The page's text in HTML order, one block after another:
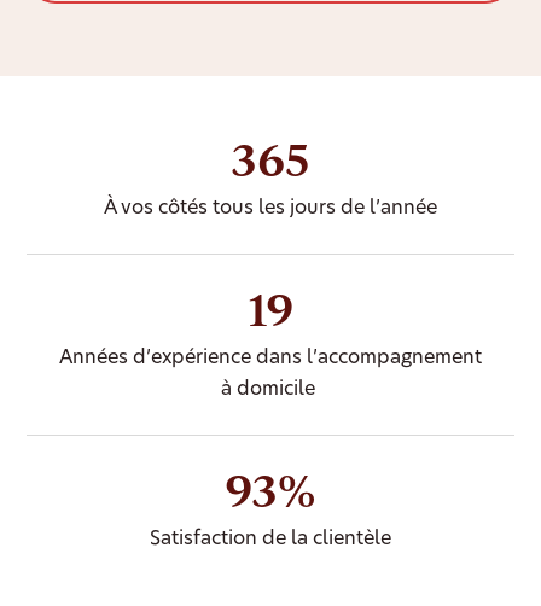
365
À vos côtés tous les jours de l’année
19
Années d’expérience dans l’accompagnement
à domicile
93%
Satisfaction de la clientèle